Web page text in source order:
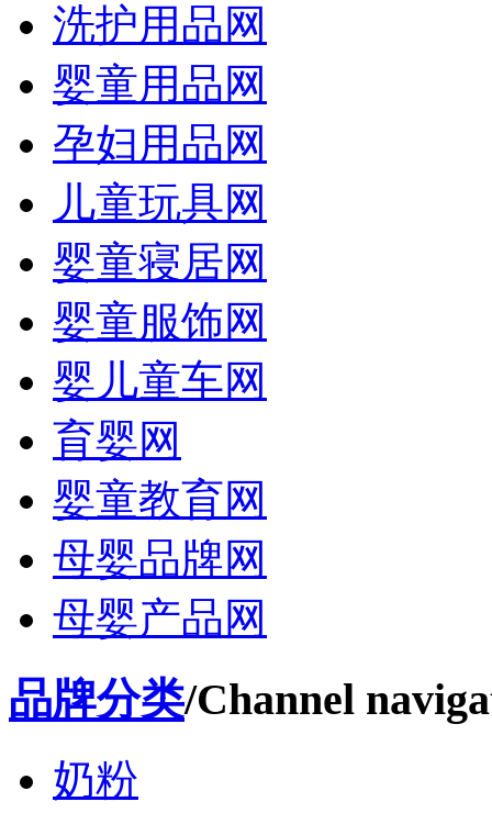
洗护用品网
婴童用品网
孕妇用品网
儿童玩具网
婴童寝居网
婴童服饰网
婴儿童车网
育婴网
婴童教育网
母婴品牌网
母婴产品网
品牌分类/Channel
奶粉